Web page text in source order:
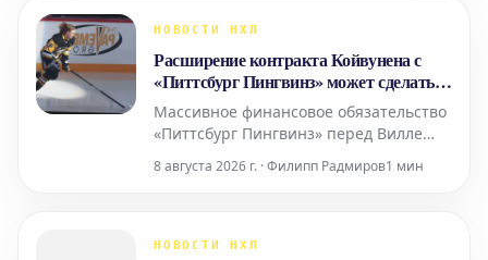
наибольшую пользу от смены
командной иерархии. Бэбкок сделал
увели
НОВОСТИ НХЛ
Расширение контракта Койвунена с
«Питтсбург Пингвинз» может сделать
Джастина Бразо эквивалентным
Массивное финансовое обязательство
«Питтсбург Пингвинз» перед Вилле
заставить Кайла Дубаса принять еще
простым решением. «Питтсбург»
8 августа 2026 г. · Филипп Радмиров1 мин
НОВОСТИ НХЛ